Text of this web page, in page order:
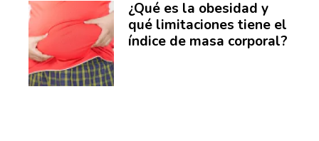
¿Qué es la obesidad y
qué limitaciones tiene el
índice de masa corporal?